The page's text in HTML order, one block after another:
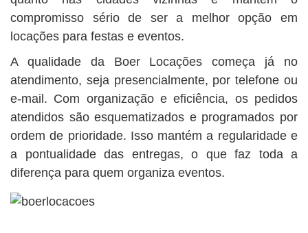
compromisso sério de ser a melhor opção em
locações para festas e eventos.
A qualidade da Boer Locações começa já no
atendimento, seja presencialmente, por telefone ou
e-mail. Com organização e eficiência, os pedidos
atendidos são esquematizados e programados por
ordem de prioridade. Isso mantém a regularidade e
a pontualidade das entregas, o que faz toda a
diferença para quem organiza eventos.